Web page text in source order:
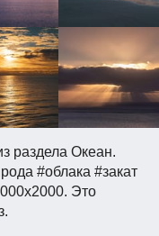
раздела Океан.
#облака #закат
Это